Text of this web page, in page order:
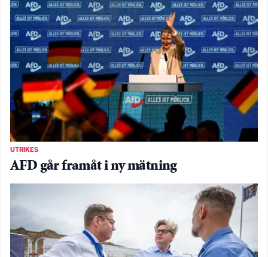
UTRIKES
AFD går framåt i ny mätning